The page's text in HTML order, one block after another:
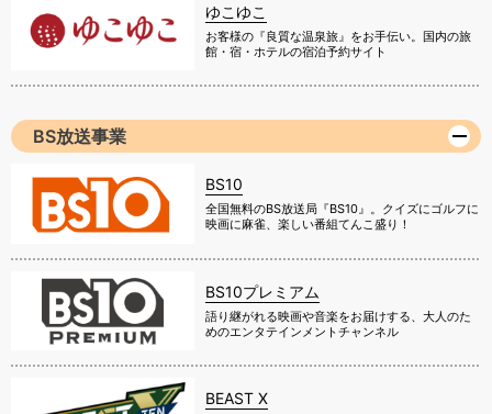
ゆこゆこ
お客様の『良質な温泉旅』をお手伝い。国内の旅
館・宿・ホテルの宿泊予約サイト
BS放送事業
BS10
全国無料のBS放送局『BS10』。クイズにゴルフに
映画に麻雀、楽しい番組てんこ盛り！
BS10プレミアム
語り継がれる映画や音楽をお届けする、大人のた
めのエンタテインメントチャンネル
BEAST X